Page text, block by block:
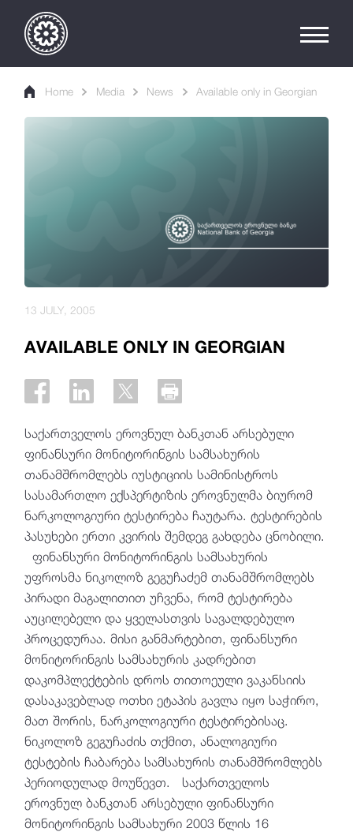
Home Media News Available only in Georgian
AVAILABLE ONLY IN GEORGIAN
13 JULY, 2005
საქართველოს ეროვნულ ბანკთან არსებული
ფინანსური მონიტორინგის სამსახურის
თანამშრომლებს იუსტიციის სამინისტროს
სასამართლო ექსპერტიზის ეროვნულმა ბიურომ
ნარკოლოგიური ტესტირება ჩაუტარა. ტესტირების
პასუხები ერთი კვირის შემდეგ გახდება ცნობილი.
ფინანსური მონიტორინგის სამსახურის
უფროსმა ნიკოლოზ გეგუჩაძემ თანამშრომლებს
პირადი მაგალითით უჩვენა, რომ ტესტირება
აუცილებელი და ყველასთვის სავალდებულო
პროცედურაა. მისი განმარტებით, ფინანსური
მონიტორინგის სამსახურის კადრებით
დაკომპლექტების დროს თითოეული ვაკანსიის
დასაკავებლად ოთხი ეტაპის გავლა იყო საჭირო,
მათ შორის, ნარკოლოგიური ტესტირებისაც.
ნიკოლოზ გეგუჩაძის თქმით, ანალოგიური
ტესტების ჩაბარება სამსახურის თანამშრომლებს
პერიოდულად მოუწევთ. საქართველოს
ეროვნულ ბანკთან არსებული ფინანსური
მონიტორინგის სამსახური 2003 წლის 16